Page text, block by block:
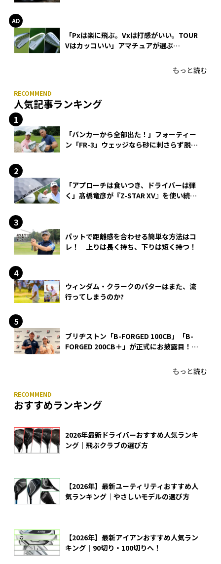
「Pxは楽に飛ぶ。Vxは打感がいい。TOUR
Vはカッコいい」アマチュアが選ぶ
もっと読む
人気記事ランキング
「バンカーから全部出た！」フォーティー
ン「FR-3」ウェッジなら砂に刺さらず脱出
「アプローチは食いつき、ドライバーは弾
く」髙橋竜彦が『Z-STAR XV』を使い続け
パットで距離感を合わせる簡単な方法はコ
レ！ 上りは長く持ち、下りは短く持つ！
ウィンダム・クラークのパターはまた、流
行ってしまうのか?
ブリヂストン「B-FORGED 100CB」「B-
FORGED 200CB＋」が正式にお披露目！
もっと読む
おすすめランキング
2026年最新ドライバーおすすめ人気ランキ
ング｜飛ぶクラブの選び方
【2026年】最新ユーティリティおすすめ人
気ランキング｜やさしいモデルの選び方
【2026年】最新アイアンおすすめ人気ラン
キング｜90切り・100切りへ！